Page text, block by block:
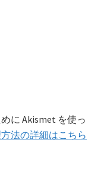
に Akismet を使っ
法の詳細はこちら